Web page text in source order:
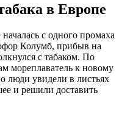
в Европе
с одного промаха
Колумб, прибыв на
с табаком. По
мореплаватель к новому
люди увидели в листьях
и решили доставить